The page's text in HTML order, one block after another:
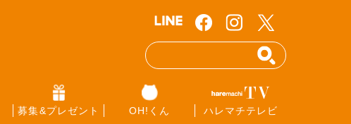
募集&プレゼント OH!くん ハレマチテレビ